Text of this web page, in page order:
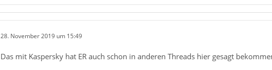
28. November 2019 um 15:49
Das mit Kaspersky hat ER auch schon in anderen Threads hier gesagt